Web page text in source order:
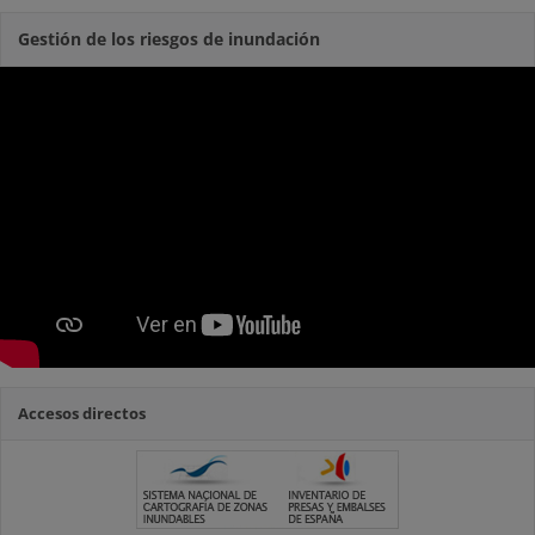
Gestión de los riesgos de inundación
Accesos directos